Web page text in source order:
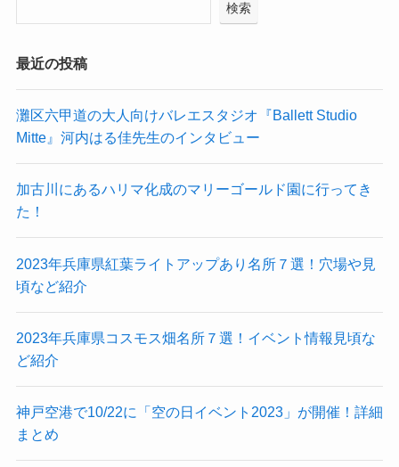
検索
最近の投稿
灘区六甲道の大人向けバレエスタジオ『Ballett Studio
Mitte』河内はる佳先生のインタビュー
加古川にあるハリマ化成のマリーゴールド園に行ってき
た！
2023年兵庫県紅葉ライトアップあり名所７選！穴場や見
頃など紹介
2023年兵庫県コスモス畑名所７選！イベント情報見頃な
ど紹介
神戸空港で10/22に「空の日イベント2023」が開催！詳細
まとめ